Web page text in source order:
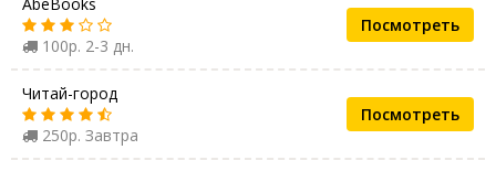
AbeBooks
100р. 2-3 дн.
Посмотреть
Читай-город
250р. Завтра
Посмотреть